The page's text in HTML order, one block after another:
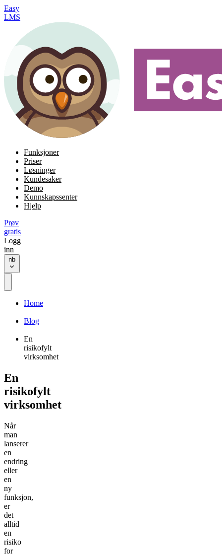
Easy
LMS
Funksjoner
Priser
Løsninger
Kundesaker
Demo
Kunnskapssenter
Hjelp
Prøv
gratis
Logg
inn
nb
Home
Blog
En
risikofylt
virksomhet
En
risikofylt
virksomhet
Når
man
lanserer
en
endring
eller
en
ny
funksjon,
er
det
alltid
en
risiko
for